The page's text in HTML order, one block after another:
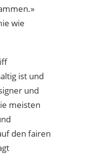
wie
ist und
und
meisten
den fairen